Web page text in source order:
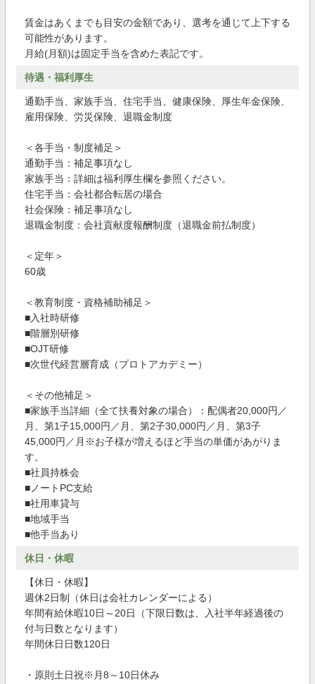
賃金はあくまでも目安の金額であり、選考を通じて上下する
可能性があります。
月給(月額)は固定手当を含めた表記です。
待遇・福利厚生
通勤手当、家族手当、住宅手当、健康保険、厚生年金保険、
雇用保険、労災保険、退職金制度
＜各手当・制度補足＞
通勤手当：補足事項なし
家族手当：詳細は福利厚生欄を参照ください。
住宅手当：会社都合転居の場合
社会保険：補足事項なし
退職金制度：会社貢献度報酬制度（退職金前払制度）
＜定年＞
60歳
＜教育制度・資格補助補足＞
■入社時研修
■階層別研修
■OJT研修
■次世代経営層育成（プロトアカデミー）
＜その他補足＞
■家族手当詳細（全て扶養対象の場合）：配偶者20,000円／
月、第1子15,000円／月、第2子30,000円／月、第3子
45,000円／月※お子様が増えるほど手当の単価があがりま
す。
■社員持株会
■ノートPC支給
■社用車貸与
■地域手当
■他手当あり
休日・休暇
【休日・休暇】
週休2日制（休日は会社カレンダーによる）
年間有給休暇10日～20日（下限日数は、入社半年経過後の
付与日数となります）
年間休日日数120日
・原則土日祝※月8～10日休み